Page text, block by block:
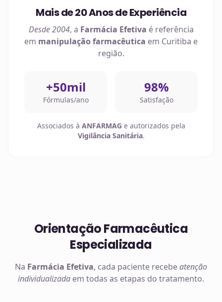
Mais de 20 Anos de Experiência
Desde 2004, a Farmácia Efetiva é referência
em manipulação farmacêutica em Curitiba e
região.
+50mil
Fórmulas/ano
98%
Satisfação
Associados à ANFARMAG e autorizados pela
Vigilância Sanitária.
Orientação Farmacêutica
Especializada
Na Farmácia Efetiva, cada paciente recebeatenção
individualizada em todas as etapas do tratamento.